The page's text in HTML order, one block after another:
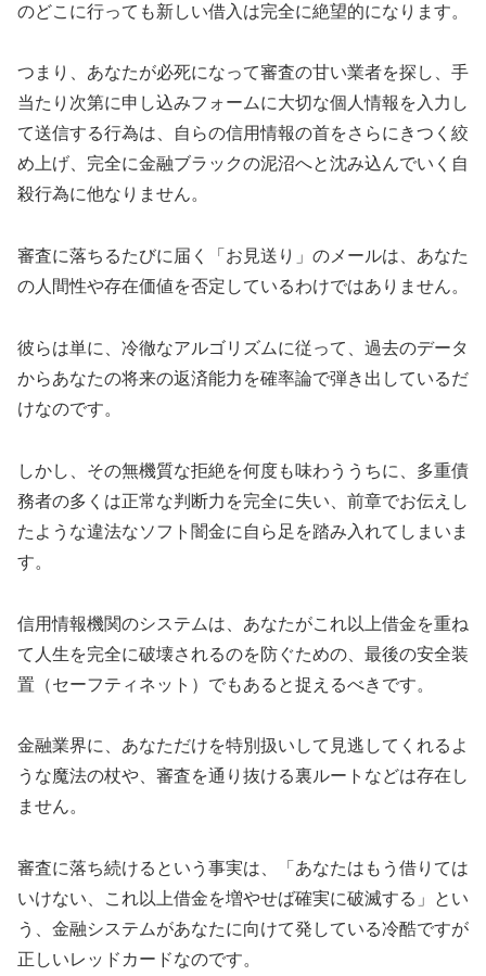
のどこに行っても新しい借入は完全に絶望的になります。
つまり、あなたが必死になって審査の甘い業者を探し、手
当たり次第に申し込みフォームに大切な個人情報を入力し
て送信する行為は、自らの信用情報の首をさらにきつく絞
め上げ、完全に金融ブラックの泥沼へと沈み込んでいく自
殺行為に他なりません。
審査に落ちるたびに届く「お見送り」のメールは、あなた
の人間性や存在価値を否定しているわけではありません。
彼らは単に、冷徹なアルゴリズムに従って、過去のデータ
からあなたの将来の返済能力を確率論で弾き出しているだ
けなのです。
しかし、その無機質な拒絶を何度も味わううちに、多重債
務者の多くは正常な判断力を完全に失い、前章でお伝えし
たような違法なソフト闇金に自ら足を踏み入れてしまいま
す。
信用情報機関のシステムは、あなたがこれ以上借金を重ね
て人生を完全に破壊されるのを防ぐための、最後の安全装
置（セーフティネット）でもあると捉えるべきです。
金融業界に、あなただけを特別扱いして見逃してくれるよ
うな魔法の杖や、審査を通り抜ける裏ルートなどは存在し
ません。
審査に落ち続けるという事実は、「あなたはもう借りては
いけない、これ以上借金を増やせば確実に破滅する」とい
う、金融システムがあなたに向けて発している冷酷ですが
正しいレッドカードなのです。